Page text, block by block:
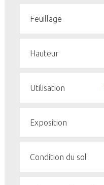
Feuillage
Hauteur
Utilisation
Exposition
Condition du sol